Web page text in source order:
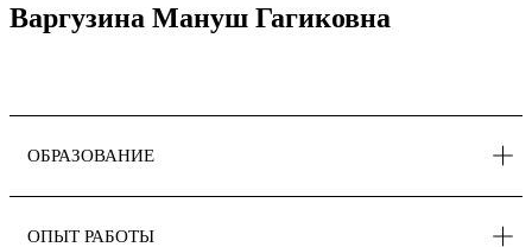
Варгузина Мануш Гагиковна
ОБРАЗОВАНИЕ
ОПЫТ РАБОТЫ